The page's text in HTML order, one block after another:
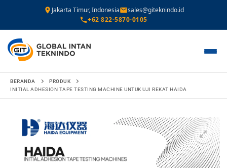
Jakarta Timur, Indonesia
sales@giteknindo.id
+62 822-5870-0105
Lompat
BERANDA
PRODUK
INITIAL ADHESION TAPE TESTING MACHINE UNTUK UJI REKAT HAIDA
🔍